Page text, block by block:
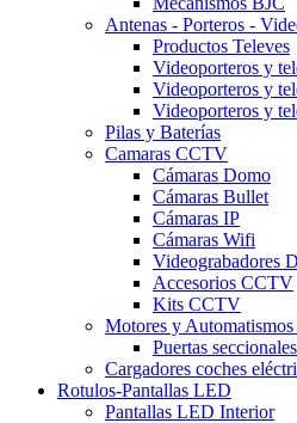
Antenas - Porteros -
Productos Televes
Videoporteros y
Videoporteros y
Videoporteros y
Pilas y Baterías
Camaras CCTV
Cámaras Domo
Cámaras Bullet
Cámaras IP
Cámaras Wifi
Videograbadores
Accesorios CCTV
Kits CCTV
Motores y Automatismos
Puertas
Cargadores coches
Rotulos-Pantallas LED
Pantallas LED Interior